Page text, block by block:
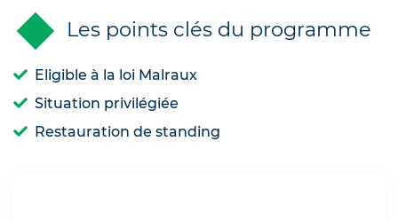
Les points clés du programme
Eligible à la loi Malraux
Situation privilégiée
Restauration de standing